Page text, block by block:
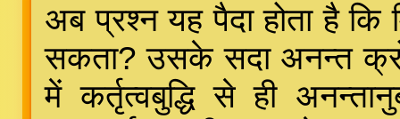
अब प्रश्न यह पैदा होता है कि
सकता? उसके सदा अनन्त
में कर्तृत्वबुद्धि से ही